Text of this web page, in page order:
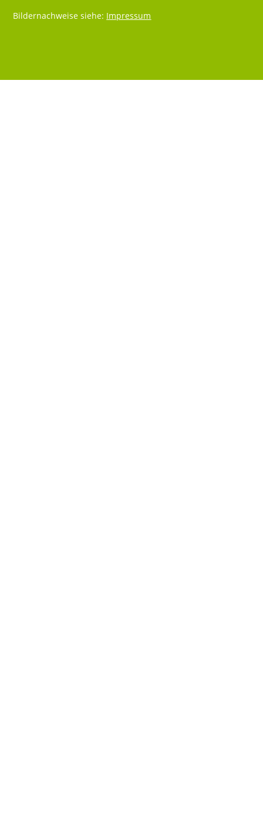
Bildernachweise siehe: Impressum